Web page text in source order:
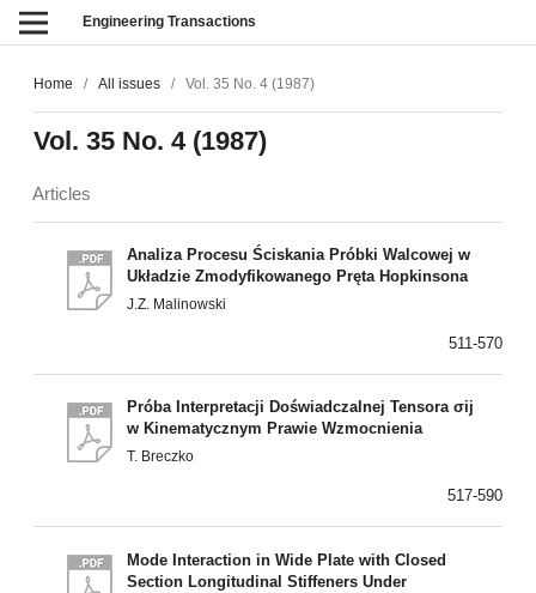
Engineering Transactions
Home / All issues / Vol. 35 No. 4 (1987)
Vol. 35 No. 4 (1987)
Articles
Analiza Procesu Ściskania Próbki Walcowej w
Układzie Zmodyfikowanego Pręta Hopkinsona
J.Z. Malinowski
511-570
Próba Interpretacji Doświadczalnej Tensora σij
w Kinematycznym Prawie Wzmocnienia
T. Breczko
517-590
Mode Interaction in Wide Plate with Closed
Section Longitudinal Stiffeners Under